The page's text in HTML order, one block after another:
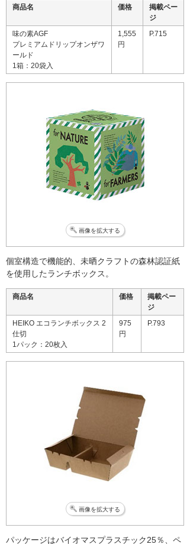
商品名 価格
掲載ペー
ジ
味の素AGF
プレミアムドリップオンザワ
ールド
1箱：20袋入
1,555
円
P.715
画像を拡大する
個室構造で機能的、未晒クラフトの森林認証紙
を使用したランチボックス。
商品名 価格
掲載ペー
ジ
HEIKO エコランチボックス 2
仕切
1パック：20枚入
975
円
P.793
画像を拡大する
パッケージはバイオマスプラスチック25％、ペ